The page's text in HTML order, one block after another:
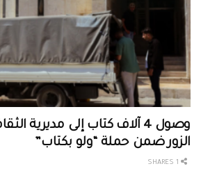
وصول 4 آلاف كتاب إلى مديرية
الزور ضمن حملة “ولو بكتاب”